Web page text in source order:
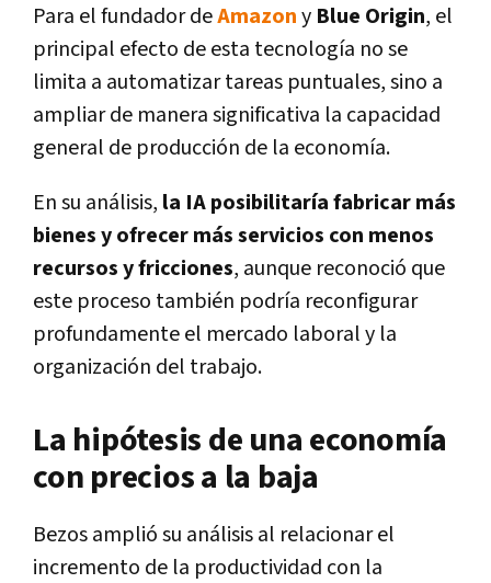
Para el fundador deAmazony Blue Origin, el
principal efecto de esta tecnología no se
limita a automatizar tareas puntuales, sino a
ampliar de manera significativa la capacidad
general de producción de la economía.
En su análisis, la IA posibilitaría fabricar más
bienes y ofrecer más servicios con menos
recursos y fricciones, aunque reconoció que
este proceso también podría reconfigurar
profundamente el mercado laboral y la
organización del trabajo.
La hipótesis de una economía
con precios a la baja
Bezos amplió su análisis al relacionar el
incremento de la productividad con la